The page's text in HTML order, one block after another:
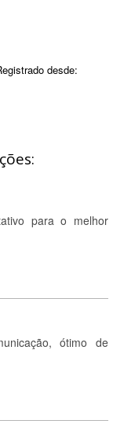
desde:
para o melhor
ótimo de